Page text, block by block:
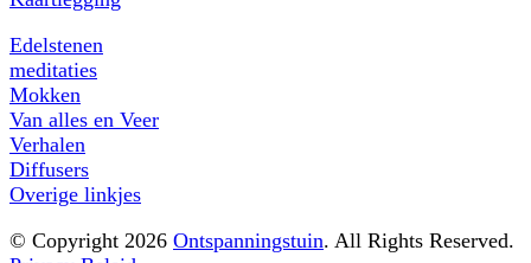
Edelstenen
meditaties
Mokken
Van alles en Veer
Verhalen
Diffusers
Overige linkjes
© Copyright 2026 Ontspanningstuin. All Rights Reserved.